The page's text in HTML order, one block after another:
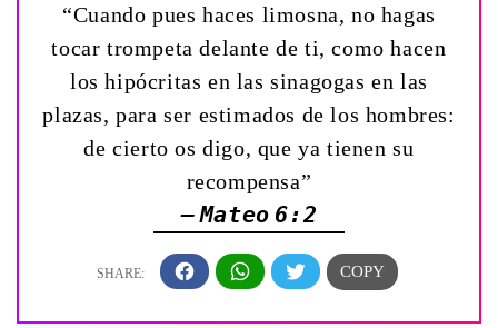
“Cuando pues haces limosna, no hagas
tocar trompeta delante de ti, como hacen
los hipócritas en las sinagogas en las
plazas, para ser estimados de los hombres:
de cierto os digo, que ya tienen su
recompensa”
— Mateo 6:2